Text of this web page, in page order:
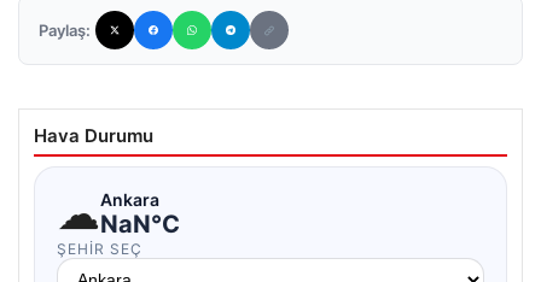
Paylaş:
Hava Durumu
☁Ankara
NaN°C
ŞEHIR SEÇ